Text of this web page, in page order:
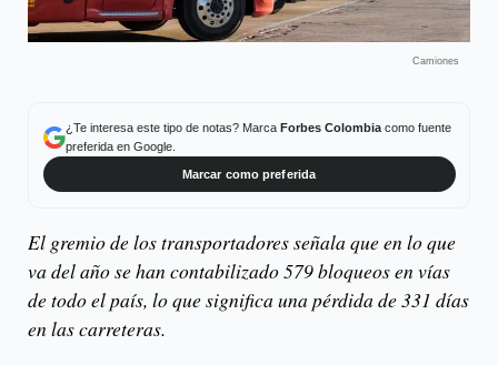
Camiones
¿Te interesa este tipo de notas? Marca Forbes Colombiacomo fuente
preferida en Google.
Marcar como preferida
El gremio de los transportadores señala que en lo que
va del año se han contabilizado 579 bloqueos en vías
de todo el país, lo que significa una pérdida de 331 días
en las carreteras.